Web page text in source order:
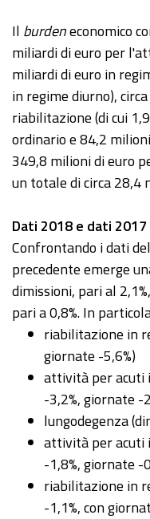
Il burdeneconomico
miliardi di euro per
miliardi di euro in
in regime diurno),
riabilitazione (di cui
ordinario e 84,2
349,8 milioni di euro
un totale di circa 28,4
Dati 2018 e dati
Confrontando i dati
precedente emerge
dimissioni, pari al
pari a 0,8%. In
riabilitazione in
giornate -5,6%)
attività per acuti
-3,2%, giornate -
lungodegenza
attività per acuti
-1,8%, giornate -
riabilitazione in
-1,1%, con